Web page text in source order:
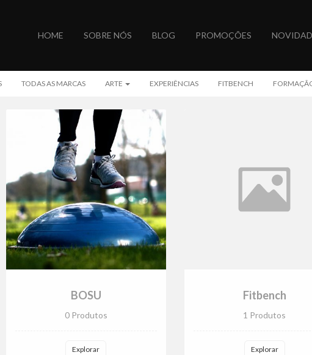
HOME SOBRE NÓS BLOG PROMOÇÕES
TODAS AS MARCAS ARTE EXPERIÊNCIAS FITBENCH
BOSU
0 Produtos
Explorar
Fitbench
1 Produtos
Explorar